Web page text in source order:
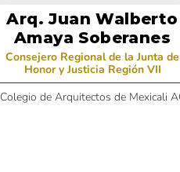
Arq. Juan Walberto
Amaya Soberanes
Consejero Regional de la Junta de
Honor y Justicia Región VII
Colegio de Arquitectos de Mexicali